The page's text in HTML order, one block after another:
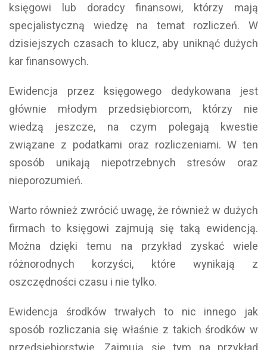
księgowi lub doradcy finansowi, którzy mają
specjalistyczną wiedzę na temat rozliczeń. W
dzisiejszych czasach to klucz, aby uniknąć dużych
kar finansowych.
Ewidencja przez księgowego dedykowana jest
głównie młodym przedsiębiorcom, którzy nie
wiedzą jeszcze, na czym polegają kwestie
związane z podatkami oraz rozliczeniami. W ten
sposób unikają niepotrzebnych stresów oraz
nieporozumień.
Warto również zwrócić uwagę, że również w dużych
firmach to księgowi zajmują się taką ewidencją.
Można dzięki temu na przykład zyskać wiele
różnorodnych korzyści, które wynikają z
oszczędności czasu i nie tylko.
Ewidencja środków trwałych to nic innego jak
sposób rozliczania się właśnie z takich środków w
przedsiębiorstwie. Zajmują się tym na przykład